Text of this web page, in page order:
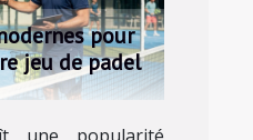
pour
jeu de padel